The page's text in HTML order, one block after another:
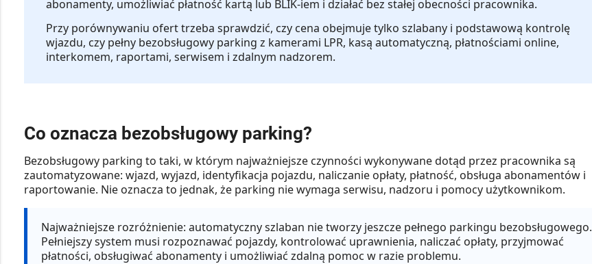
abonamenty, umożliwiać płatność kartą lub BLIK-iem i działać bez stałej obecności pracownika.
Przy porównywaniu ofert trzeba sprawdzić, czy cena obejmuje tylko szlabany i podstawową kontrolę
wjazdu, czy pełny bezobsługowy parking z kamerami LPR, kasą automatyczną, płatnościami online,
interkomem, raportami, serwisem i zdalnym nadzorem.
Co oznacza bezobsługowy parking?
Bezobsługowy parking to taki, w którym najważniejsze czynności wykonywane dotąd przez pracownika są
zautomatyzowane: wjazd, wyjazd, identyfikacja pojazdu, naliczanie opłaty, płatność, obsługa abonamentów i
raportowanie. Nie oznacza to jednak, że parking nie wymaga serwisu, nadzoru i pomocy użytkownikom.
Najważniejsze rozróżnienie: automatyczny szlaban nie tworzy jeszcze pełnego parkingu bezobsługowego.
Pełniejszy system musi rozpoznawać pojazdy, kontrolować uprawnienia, naliczać opłaty, przyjmować
płatności, obsługiwać abonamenty i umożliwiać zdalną pomoc w razie problemu.